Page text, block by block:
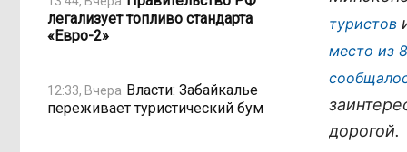
легализует топливо стандарта
«Евро-2»
12:33, Вчера Власти: Забайкалье
переживает туристический бум
туристов
место из
дорогой.